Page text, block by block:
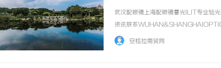
武汉配眼镜上海配眼镜暮光ILIT专业验
资讯联系
品牌，现于武汉与上海设有4家门店。
安格拉商贸网